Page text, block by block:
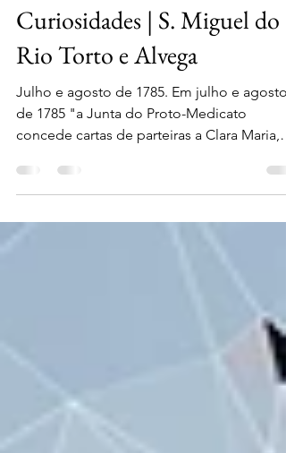
29 de jul. de 2025
1 min de leitura
Curiosidades | S. Miguel do
Rio Torto e Alvega
Julho e agosto de 1785. Em julho e agosto
de 1785 "a Junta do Proto-Medicato
concede cartas de parteiras a Clara Maria,